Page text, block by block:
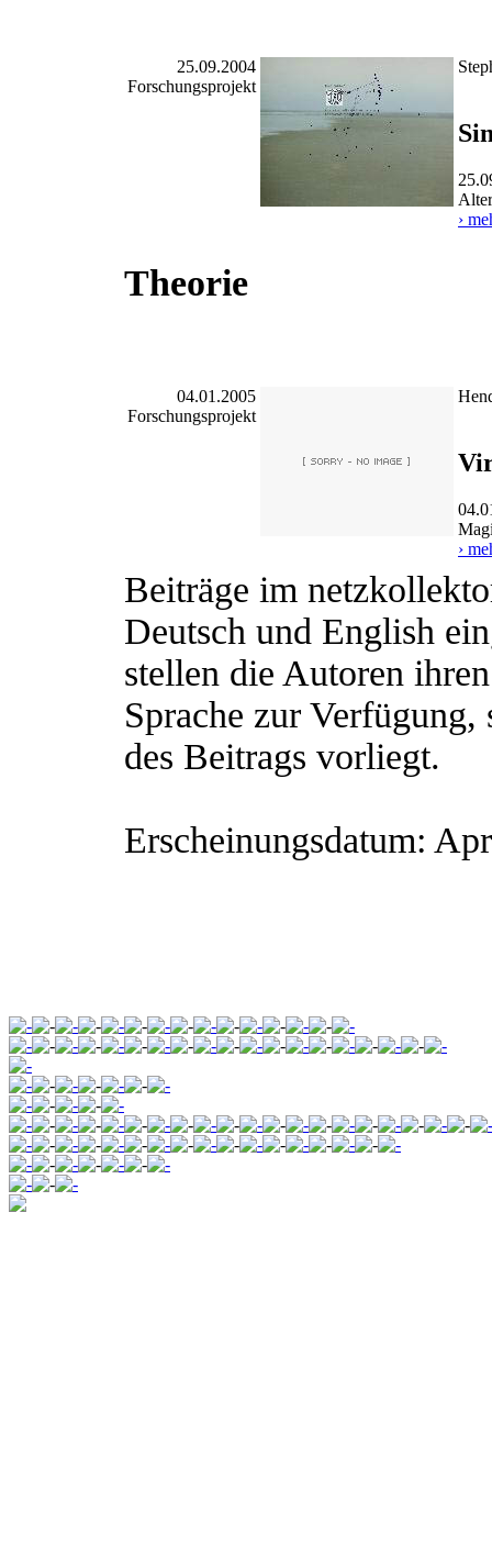
25.09.2004
Forschungsprojekt
›
Theorie
04.01.2005
Forschungsprojekt
›
Beiträge im
Deutsch und English
stellen die Autoren
Sprache zur Verfügung,
des Beitrags vorliegt.
Erscheinungsdatum: